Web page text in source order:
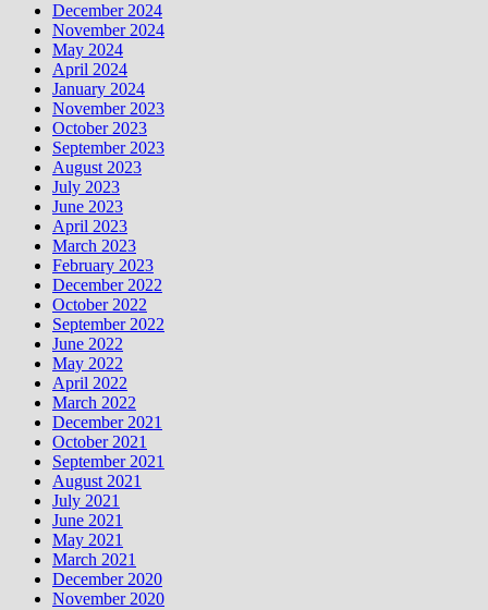
December 2024
November 2024
May 2024
April 2024
January 2024
November 2023
October 2023
September 2023
August 2023
July 2023
June 2023
April 2023
March 2023
February 2023
December 2022
October 2022
September 2022
June 2022
May 2022
April 2022
March 2022
December 2021
October 2021
September 2021
August 2021
July 2021
June 2021
May 2021
March 2021
December 2020
November 2020